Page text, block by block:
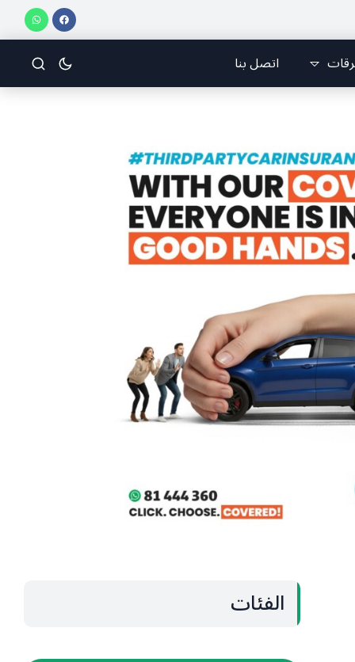
للرياضات الجوّية وجمعية طيّاري ومدرّبي الطيران الشراعي فريق جازو للسباقات
اتصل بنا
الفئات